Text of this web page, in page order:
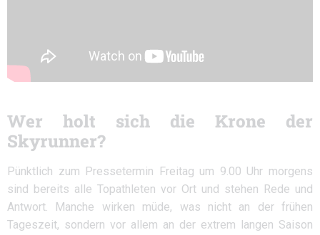
Wer holt sich die Krone der
Skyrunner?
Pünktlich zum Pressetermin Freitag um 9.00 Uhr morgens
sind bereits alle Topathleten vor Ort und stehen Rede und
Antwort. Manche wirken müde, was nicht an der frühen
Tageszeit, sondern vor allem an der extrem langen Saison